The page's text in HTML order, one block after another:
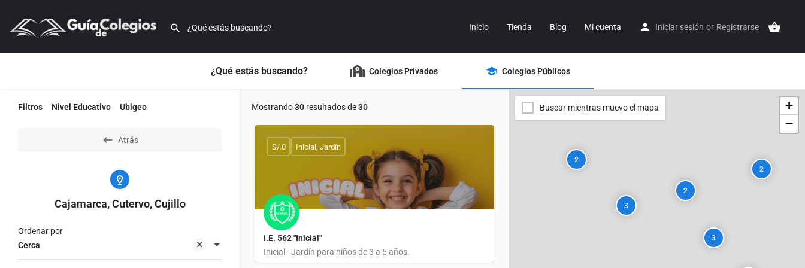
Inicio Tienda Blog Mi cuenta Iniciar sesión or Registrarse
¿Qué estás buscando? Colegios Privados Colegios Públicos
Filtros Nivel Educativo Ubigeo
Atrás
Cajamarca, Cutervo, Cujillo
Cerca
Ordenar por
Mostrando30 resultados de30
I.E. 562 "Inicial"
Inicial - Jardín para niños de 3 a 5 años.
S/.0 Inicial, Jardín
2
3
2
2
3
+
−
Buscar mientras muevo el mapa